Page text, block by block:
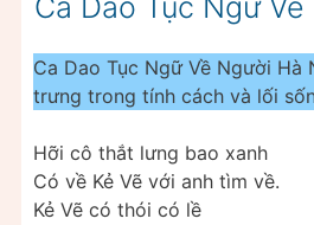
Ca Dao Tục Ngữ Về Người Hà
trưng trong tính cách và lối
Hỡi cô thắt lưng bao xanh
Có về Kẻ Vẽ với anh tìm về.
Kẻ Vẽ có thói có lề